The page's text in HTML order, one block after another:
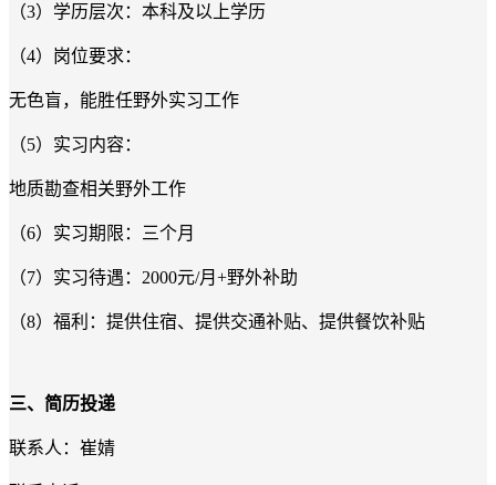
（3）学历层次：本科及以上学历
（4）岗位要求：
无色盲，能胜任野外实习工作
（5）实习内容：
地质勘查相关野外工作
（6）实习期限：三个月
（7）实习待遇：2000元/月+野外补助
（8）福利：提供住宿、提供交通补贴、提供餐饮补贴
三、简历投递
联系人：崔婧